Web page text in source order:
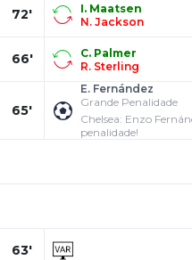
72'
I. Maatsen
N. Jackson
66'
C. Palmer
R. Sterling
65'
E. Fernández
Grande Penalidade
Chelsea: Enzo
penalidade!
63'